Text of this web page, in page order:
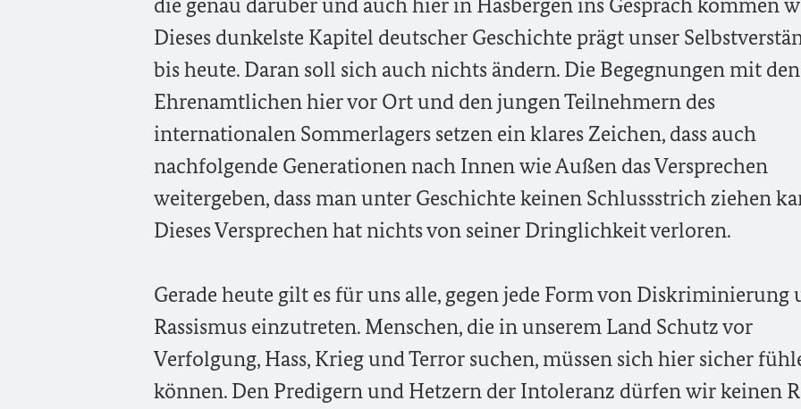
Dieses dunkelste Kapitel deutscher Geschichte prägt unser
bis heute. Daran soll sich auch nichts ändern. Die Begegnungen mit den
Ehrenamtlichen hier vor Ort und den jungen Teilnehmern des
internationalen Sommerlagers setzen ein klares Zeichen, dass auch
nachfolgende Generationen nach Innen wie Außen das Versprechen
weitergeben, dass man unter Geschichte keinen Schlussstrich ziehen
Dieses Versprechen hat nichts von seiner Dringlichkeit verloren.
Gerade heute gilt es für uns alle, gegen jede Form von Diskriminierung
Rassismus einzutreten. Menschen, die in unserem Land Schutz vor
Verfolgung, Hass, Krieg und Terror suchen, müssen sich hier sicher
können. Den Predigern und Hetzern der Intoleranz dürfen wir keinen